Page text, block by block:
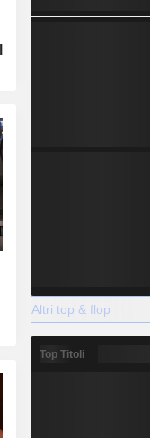
Altri top & flop
Top Titoli